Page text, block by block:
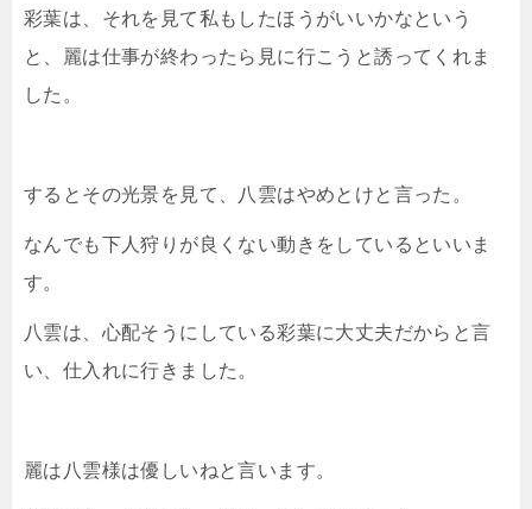
彩葉は、それを見て私もしたほうがいいかなという
と、麗は仕事が終わったら見に行こうと誘ってくれま
した。
するとその光景を見て、八雲はやめとけと言った。
なんでも下人狩りが良くない動きをしているといいま
す。
八雲は、心配そうにしている彩葉に大丈夫だからと言
い、仕入れに行きました。
麗は八雲様は優しいねと言います。